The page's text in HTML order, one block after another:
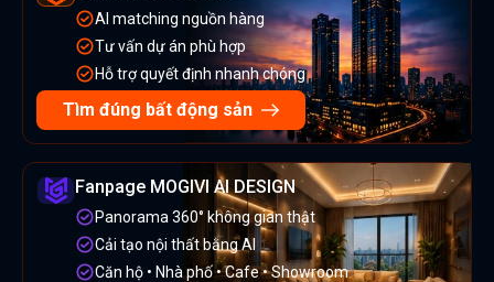
AI matching nguồn hàng
Tư vấn dự án phù hợp
Hỗ trợ quyết định nhanh chóng
Tìm đúng bất động sản
Fanpage MOGIVI AI DESIGN
Panorama 360° không gian thật
Cải tạo nội thất bằng AI
Căn hộ • Nhà phố • Cafe • Showroom